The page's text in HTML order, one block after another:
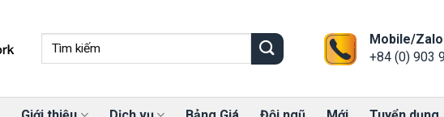
Mobile/Zalo
+84 (0) 903